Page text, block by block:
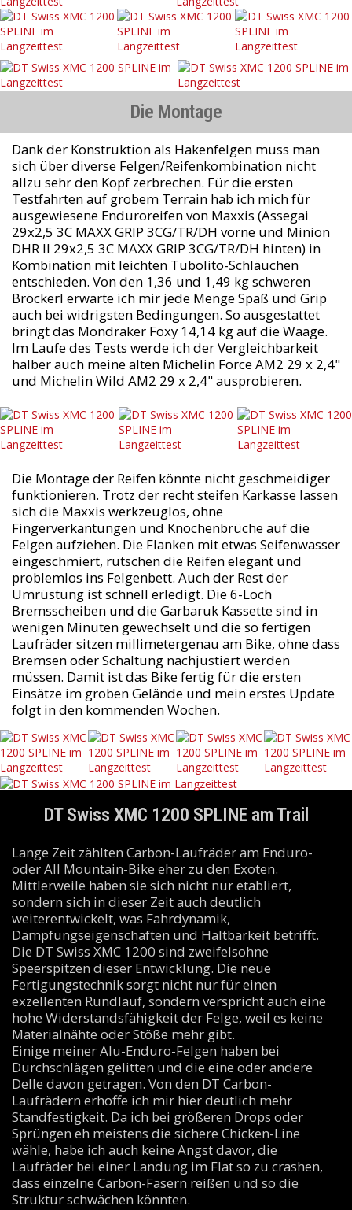
Die Montage
Dank der Konstruktion als Hakenfelgen muss man
sich über diverse Felgen/Reifenkombination nicht
allzu sehr den Kopf zerbrechen. Für die ersten
Testfahrten auf grobem Terrain hab ich mich für
ausgewiesene Enduroreifen von Maxxis (Assegai
29x2,5 3C MAXX GRIP 3CG/TR/DH vorne und Minion
DHR II 29x2,5 3C MAXX GRIP 3CG/TR/DH hinten) in
Kombination mit leichten Tubolito-Schläuchen
entschieden. Von den 1,36 und 1,49 kg schweren
Bröckerl erwarte ich mir jede Menge Spaß und Grip
auch bei widrigsten Bedingungen. So ausgestattet
bringt das Mondraker Foxy 14,14 kg auf die Waage.
Im Laufe des Tests werde ich der Vergleichbarkeit
halber auch meine alten Michelin Force AM2 29 x 2,4"
und Michelin Wild AM2 29 x 2,4" ausprobieren.
Die Montage der Reifen könnte nicht geschmeidiger
funktionieren. Trotz der recht steifen Karkasse lassen
sich die Maxxis werkzeuglos, ohne
Fingerverkantungen und Knochenbrüche auf die
Felgen aufziehen. Die Flanken mit etwas Seifenwasser
eingeschmiert, rutschen die Reifen elegant und
problemlos ins Felgenbett. Auch der Rest der
Umrüstung ist schnell erledigt. Die 6-Loch
Bremsscheiben und die Garbaruk Kassette sind in
wenigen Minuten gewechselt und die so fertigen
Laufräder sitzen millimetergenau am Bike, ohne dass
Bremsen oder Schaltung nachjustiert werden
müssen. Damit ist das Bike fertig für die ersten
Einsätze im groben Gelände und mein erstes Update
folgt in den kommenden Wochen.
DT Swiss XMC 1200 SPLINE am Trail
Lange Zeit zählten Carbon-Laufräder am Enduro-
oder All Mountain-Bike eher zu den Exoten.
Mittlerweile haben sie sich nicht nur etabliert,
sondern sich in dieser Zeit auch deutlich
weiterentwickelt, was Fahrdynamik,
Dämpfungseigenschaften und Haltbarkeit betrifft.
Die DT Swiss XMC 1200 sind zweifelsohne
Speerspitzen dieser Entwicklung. Die neue
Fertigungstechnik sorgt nicht nur für einen
exzellenten Rundlauf, sondern verspricht auch eine
hohe Widerstandsfähigkeit der Felge, weil es keine
Materialnähte oder Stöße mehr gibt.
Einige meiner Alu-Enduro-Felgen haben bei
Durchschlägen gelitten und die eine oder andere
Delle davon getragen. Von den DT Carbon-
Laufrädern erhoffe ich mir hier deutlich mehr
Standfestigkeit. Da ich bei größeren Drops oder
Sprüngen eh meistens die sichere Chicken-Line
wähle, habe ich auch keine Angst davor, die
Laufräder bei einer Landung im Flat so zu crashen,
dass einzelne Carbon-Fasern reißen und so die
Struktur schwächen könnten.